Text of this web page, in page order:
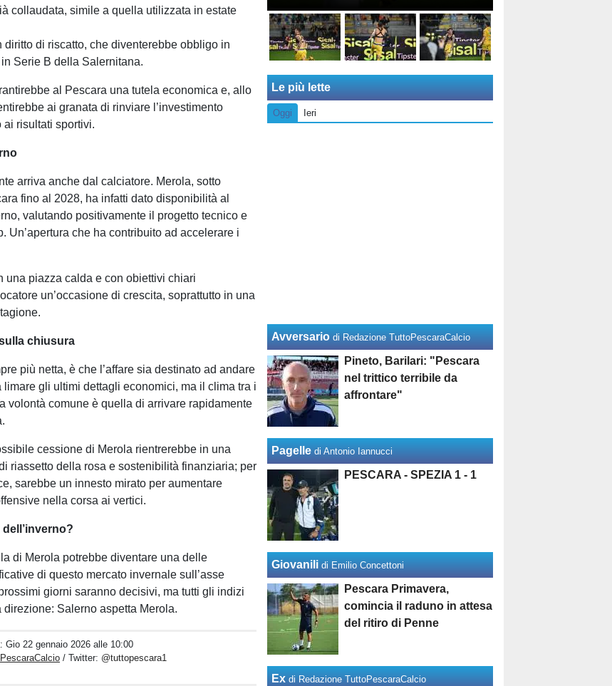
collaudata, simile a quella utilizzata in estate
diritto di riscatto, che diventerebbe obbligo in
Serie B della Salernitana.
al Pescara una tutela economica e, allo
ai granata di rinviare l’investimento
risultati sportivi.
arriva anche dal calciatore. Merola, sotto
fino al 2028, ha infatti dato disponibilità al
valutando positivamente il progetto tecnico e
Un’apertura che ha contribuito ad accelerare i
una piazza calda e con obiettivi chiari
un’occasione di crescita, soprattutto in una
chiusura
più netta, è che l’affare sia destinato ad andare
limare gli ultimi dettagli economici, ma il clima tra i
volontà comune è quella di arrivare rapidamente
cessione di Merola rientrerebbe in una
riassetto della rosa e sostenibilità finanziaria; per
sarebbe un innesto mirato per aumentare
nella corsa ai vertici.
di Merola potrebbe diventare una delle
di questo mercato invernale sull’asse
giorni saranno decisivi, ma tutti gli indizi
direzione: Salerno aspetta Merola.
Gio 22 gennaio 2026 alle 10:00
/ Twitter: @tuttopescara1
Le più lette
Oggi Ieri
Avversario di Redazione TuttoPescaraCalcio
Pineto, Barilari: "Pescara
nel trittico terribile da
affrontare"
Pagelle di Antonio Iannucci
PESCARA - SPEZIA 1 - 1
Giovanili di Emilio Concettoni
Pescara Primavera,
comincia il raduno in attesa
del ritiro di Penne
Ex di Redazione TuttoPescaraCalcio